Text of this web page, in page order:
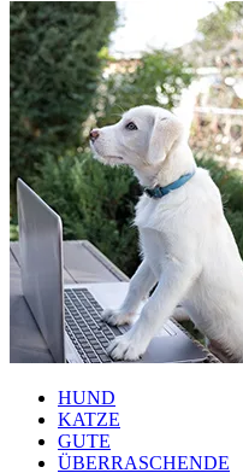
HUND
KATZE
GUTE
ÜBERRASCHENDE